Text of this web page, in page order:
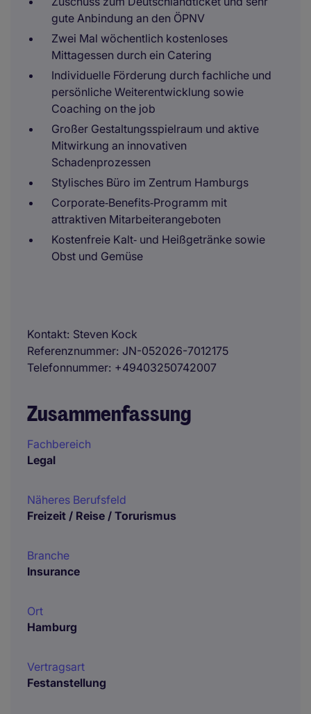
gute Anbindung an den ÖPNV
Zwei Mal wöchentlich kostenloses
Mittagessen durch ein Catering
Individuelle Förderung durch fachliche und
persönliche Weiterentwicklung sowie
Coaching on the job
Großer Gestaltungsspielraum und aktive
Mitwirkung an innovativen
Schadenprozessen
Stylisches Büro im Zentrum Hamburgs
Corporate‑Benefits‑Programm mit
attraktiven Mitarbeiterangeboten
Kostenfreie Kalt‑ und Heißgetränke sowie
Obst und Gemüse
Kontakt Steven Kock
Referenznummer JN-052026-7012175
Telefonnummer +49403250742007
Zusammenfassung
Fachbereich
Legal
Näheres Berufsfeld
Freizeit / Reise / Torurismus
Branche
Insurance
Ort
Hamburg
Vertragsart
Festanstellung